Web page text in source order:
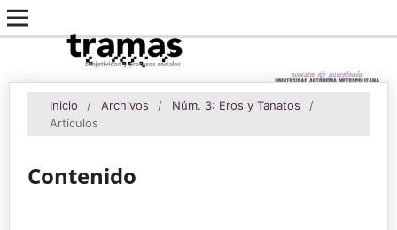
Inicio / Archivos / Núm. 3: Eros y Tanatos
/
Artículos
Contenido